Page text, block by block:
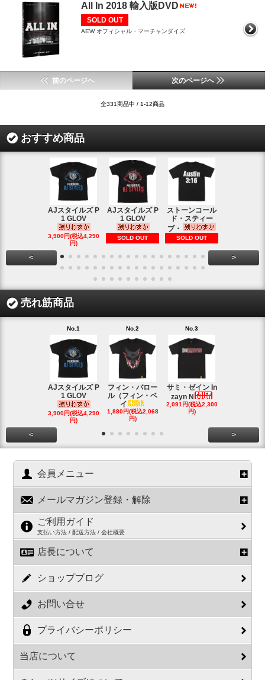
All In 2018 輸入版DVD
SOLD OUT
AEW オフィシャル・マーチャンダイズ
前のページへ 次のページへ
全331商品中 / 1-12商品
おすすめ商品
AJスタイルズ P
1 GLOV
3,900円(税込4,290
円)
AJスタイルズ P
1 GLOV
SOLD OUT
ストーンコール
ド・スティー
ブ・
SOLD OUT
< >
売れ筋商品
No.1
AJスタイルズ P
1 GLOV
3,900円(税込4,290
円)
No.2
フィン・バロー
ル（フィン・ベ
イ
1,880円(税込2,068
円)
No.3
サミ・ゼイン In
zayn N
2,091円(税込2,300
円)
< >
会員メニュー
メールマガジン登録・解除
ご利用ガイド
支払い方法 / 配送方法 / 会社概要
店長について
ショップブログ
お問い合せ
プライバシーポリシー
当店について